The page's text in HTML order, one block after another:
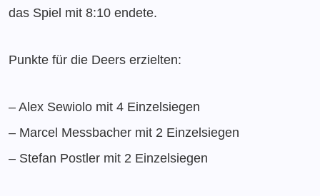
das Spiel mit 8:10 endete.
Punkte für die Deers erzielten:
– Alex Sewiolo mit 4 Einzelsiegen
– Marcel Messbacher mit 2 Einzelsiegen
– Stefan Postler mit 2 Einzelsiegen